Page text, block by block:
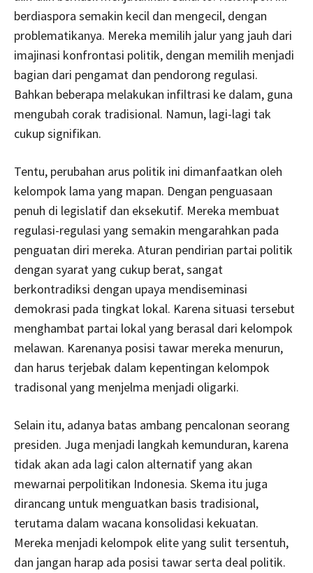
berdiaspora semakin kecil dan mengecil, dengan
problematikanya. Mereka memilih jalur yang jauh dari
imajinasi konfrontasi politik, dengan memilih menjadi
bagian dari pengamat dan pendorong regulasi.
Bahkan beberapa melakukan infiltrasi ke dalam, guna
mengubah corak tradisional. Namun, lagi-lagi tak
cukup signifikan.
Tentu, perubahan arus politik ini dimanfaatkan oleh
kelompok lama yang mapan. Dengan penguasaan
penuh di legislatif dan eksekutif. Mereka membuat
regulasi-regulasi yang semakin mengarahkan pada
penguatan diri mereka. Aturan pendirian partai politik
dengan syarat yang cukup berat, sangat
berkontradiksi dengan upaya mendiseminasi
demokrasi pada tingkat lokal. Karena situasi tersebut
menghambat partai lokal yang berasal dari kelompok
melawan. Karenanya posisi tawar mereka menurun,
dan harus terjebak dalam kepentingan kelompok
tradisonal yang menjelma menjadi oligarki.
Selain itu, adanya batas ambang pencalonan seorang
presiden. Juga menjadi langkah kemunduran, karena
tidak akan ada lagi calon alternatif yang akan
mewarnai perpolitikan Indonesia. Skema itu juga
dirancang untuk menguatkan basis tradisional,
terutama dalam wacana konsolidasi kekuatan.
Mereka menjadi kelompok elite yang sulit tersentuh,
dan jangan harap ada posisi tawar serta deal politik.